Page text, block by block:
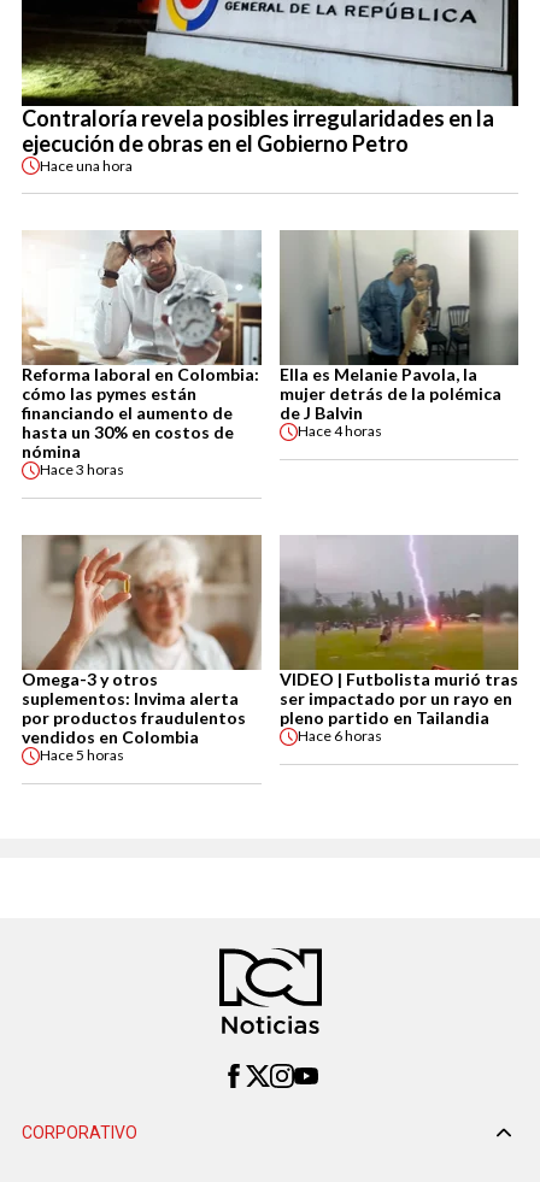
Contraloría revela posibles irregularidades en la
ejecución de obras en el Gobierno Petro
Haceuna hora
Reforma laboral en Colombia:
cómo las pymes están
financiando el aumento de
hasta un 30% en costos de
nómina
Hace3 horas
Ella es Melanie Pavola, la
mujer detrás de la polémica
de J Balvin
Hace4 horas
Omega-3 y otros
suplementos: Invima alerta
por productos fraudulentos
vendidos en Colombia
Hace5 horas
VIDEO | Futbolista murió tras
ser impactado por un rayo en
pleno partido en Tailandia
Hace 6 horas
CORPORATIVO